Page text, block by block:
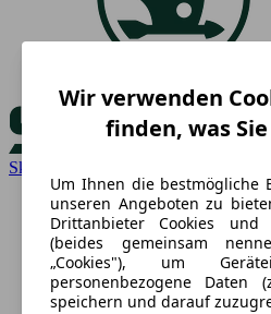
Skoda
Wir verwenden
finden, was
Um Ihnen die bestmögliche
unseren Angeboten zu
Drittanbieter Cookies und
(beides gemeinsam
„Cookies"), um
personenbezogene Daten
speichern und darauf